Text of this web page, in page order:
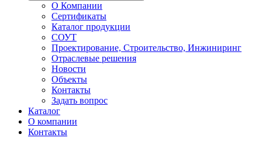
О Компании
Сертификаты
Каталог продукции
СОУТ
Проектирование, Строительство, Инжиниринг
Отраслевые решения
Новости
Объекты
Контакты
Задать вопрос
Каталог
О компании
Контакты